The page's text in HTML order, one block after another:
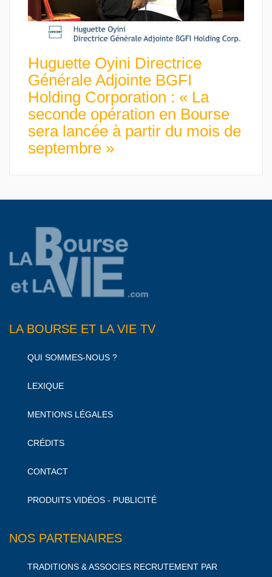
Huguette Oyini Directrice
Générale Adjointe BGFI
Holding Corporation : « La
seconde opération en Bourse
sera lancée à partir du mois de
septembre »
LA BOURSE ET LA VIE TV
QUI SOMMES-NOUS ?
LEXIQUE
MENTIONS LÉGALES
CRÉDITS
CONTACT
PRODUITS VIDÉOS - PUBLICITÉ
NOS PARTENAIRES
TRADITIONS & ASSOCIES RECRUTEMENT PAR